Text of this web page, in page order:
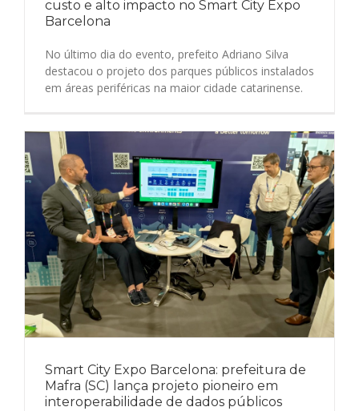
custo e alto impacto no Smart City Expo
Barcelona
No último dia do evento, prefeito Adriano Silva
destacou o projeto dos parques públicos instalados
em áreas periféricas na maior cidade catarinense.
Smart City Expo Barcelona: prefeitura de
Mafra (SC) lança projeto pioneiro em
interoperabilidade de dados públicos